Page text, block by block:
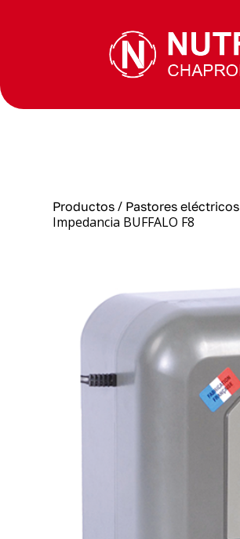
Productos / Pastores eléctricos
Impedancia BUFFALO F8